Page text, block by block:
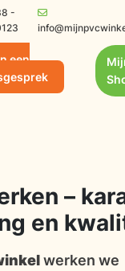
-
een
–
en
werken we